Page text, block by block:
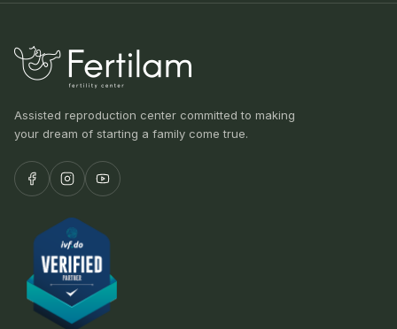
Assisted reproduction center committed to making
your dream of starting a family come true.